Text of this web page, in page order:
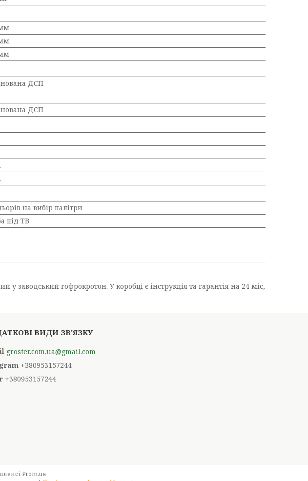
ДСП
ДСП
на вибір палітри
під ТВ
у заводський гофрокротон. У коробці є інструкція та гарантія на 24 міс,
groster.com.ua@gmail.com
+380953157244
+380953157244
Prom.ua